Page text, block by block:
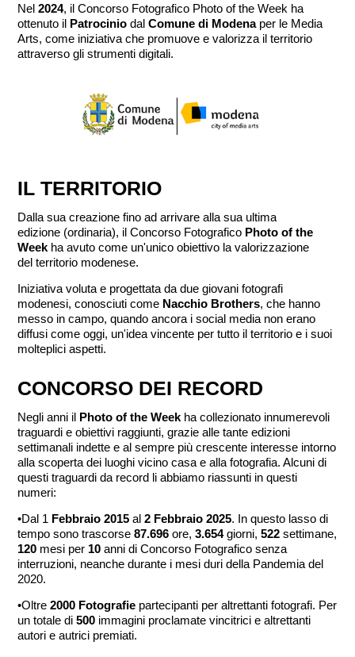
Nel2024, il Concorso Fotografico Photo of the Week ha
ottenuto il Patrocinio dalComune di Modenaper le Media
Arts, come iniziativa che promuove e valorizza il territorio
attraverso gli strumenti digitali.
IL TERRITORIO
Dalla sua creazione fino ad arrivare alla sua ultima
edizione (ordinaria), il Concorso Fotografico Photo of the
Week ha avuto come un'unico obiettivo la valorizzazione
del territorio modenese.
Iniziativa voluta e progettata da due giovani fotografi
modenesi, conosciuti come Nacchio Brothers, che hanno
messo in campo, quando ancora i social media non erano
diffusi come oggi, un'idea vincente per tutto il territorio e i suoi
molteplici aspetti.
CONCORSO DEI RECORD
Negli anni il Photo of the Week ha collezionato innumerevoli
traguardi e obiettivi raggiunti, grazie alle tante edizioni
settimanali indette e al sempre più crescente interesse intorno
alla scoperta dei luoghi vicino casa e alla fotografia. Alcuni di
questi traguardi da record li abbiamo riassunti in questi
numeri:
•Dal 1 Febbraio 2015al2 Febbraio 2025. In questo lasso di
tempo sono trascorse87.696 ore,3.654giorni,522 settimane,
120 mesi per 10 anni di Concorso Fotografico senza
interruzioni, neanche durante i mesi duri della Pandemia del
2020.
•Oltre2000 Fotografie partecipanti per altrettanti fotografi. Per
un totale di500 immagini proclamate vincitrici e altrettanti
autori e autrici premiati.